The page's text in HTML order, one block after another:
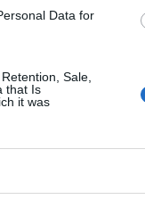
Data for
Sale,
that Is
it was